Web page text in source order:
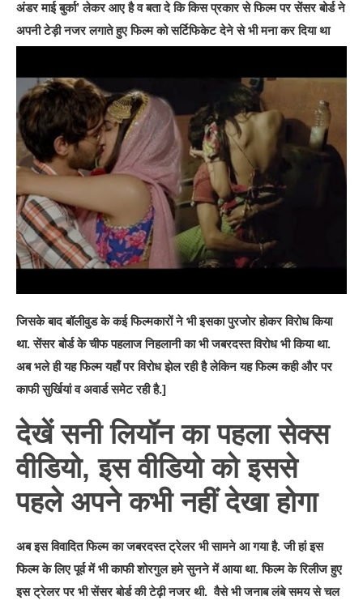
अंडर माई बुर्का’ लेकर आए है व बता दे कि किस प्रकार से फिल्म पर सेंसर बोर्ड ने
अपनी टेड़ी नजर लगाते हुए फिल्म को सर्टिफिकेट देने से भी मना कर दिया था
जिसके बाद बॉलीवुड के कई फिल्मकारों ने भी इसका पुरजोर होकर विरोध किया
था. सेंसर बोर्ड के चीफ पहलाज निहलानी का भी जबरदस्त विरोध भी किया था.
अब भले ही यह फिल्म यहाँ पर विरोध झेल रही है लेकिन यह फिल्म कही और पर
काफी सुर्खियां व अवार्ड समेट रही है.]
देखें सनी लियॉन का पहला सेक्स
वीडियो, इस वीडियो को इससे
पहले अपने कभी नहीं देखा होगा
अब इस विवादित फिल्म का जबरदस्त ट्रेलर भी सामने आ गया है. जी हां इस
फिल्म के लिए पूर्व में भी काफी शोरगुल हमे सुनने में आया था. फिल्म के रिलीज हुए
इस ट्रेलर पर भी सेंसर बोर्ड की टेढ़ी नजर थी. वैसे भी जनाब लंबे समय से चल